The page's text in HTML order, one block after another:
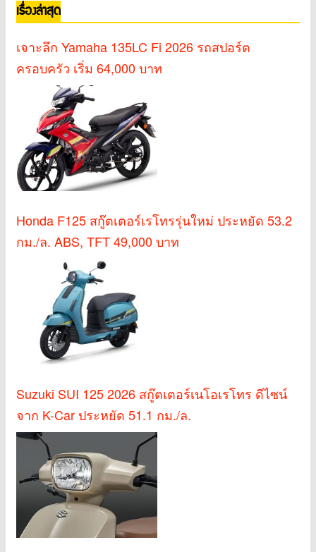
เรื่องล่าสุด
เจาะลึก Yamaha 135LC Fi 2026 รถสปอร์ต
ครอบครัว เริ่ม 64,000 บาท
Honda F125 สกู๊ตเตอร์เรโทรรุ่นใหม่ ประหยัด 53.2
กม./ล. ABS, TFT 49,000 บาท
Suzuki SUI 125 2026 สกู๊ตเตอร์เนโอเรโทร ดีไซน์
จาก K-Car ประหยัด 51.1 กม./ล.